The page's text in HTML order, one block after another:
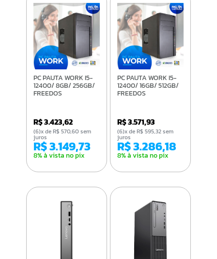
PC PAUTA WORK I5-
12400/ 8GB/ 256GB/
FREEDOS
R$ 3.423,62
R$ 3.149,73
8% à vista no pix
(6)x de R$ 570,60 sem
juros
PC PAUTA WORK I5-
12400/ 16GB/ 512GB/
FREEDOS
R$ 3.571,93
R$ 3.286,18
8% à vista no pix
(6)x de R$ 595,32 sem
juros